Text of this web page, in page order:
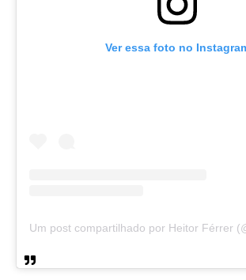
Ver essa foto no